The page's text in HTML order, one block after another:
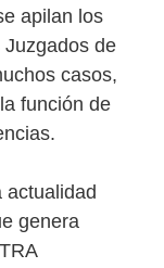
apilan los
de
casos,
función de
actualidad
genera